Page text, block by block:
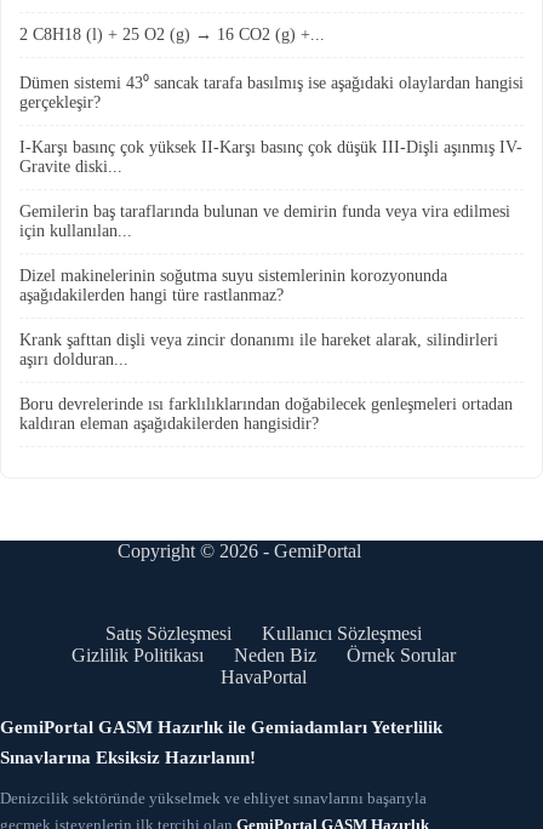
2 C8H18 (l) + 25 O2 (g) → 16 CO2 (g) +...
Dümen sistemi 43⁰ sancak tarafa basılmış ise aşağıdaki olaylardan hangisi
gerçekleşir?
I-Karşı basınç çok yüksek II-Karşı basınç çok düşük III-Dişli aşınmış IV-
Gravite diski...
Gemilerin baş taraflarında bulunan ve demirin funda veya vira edilmesi
için kullanılan...
Dizel makinelerinin soğutma suyu sistemlerinin korozyonunda
aşağıdakilerden hangi türe rastlanmaz?
Krank şafttan dişli veya zincir donanımı ile hareket alarak, silindirleri
aşırı dolduran...
Boru devrelerinde ısı farklılıklarından doğabilecek genleşmeleri ortadan
kaldıran eleman aşağıdakilerden hangisidir?
Copyright © 2026 - GemiPortal
Satış Sözleşmesi
Kullanıcı Sözleşmesi
Gizlilik Politikası
Neden Biz
Örnek Sorular
HavaPortal
GemiPortal GASM Hazırlık ile Gemiadamları Yeterlilik
Sınavlarına Eksiksiz Hazırlanın!
Denizcilik sektöründe yükselmek ve ehliyet sınavlarını başarıyla
geçmek isteyenlerin ilk tercihi olan GemiPortal GASM Hazırlık